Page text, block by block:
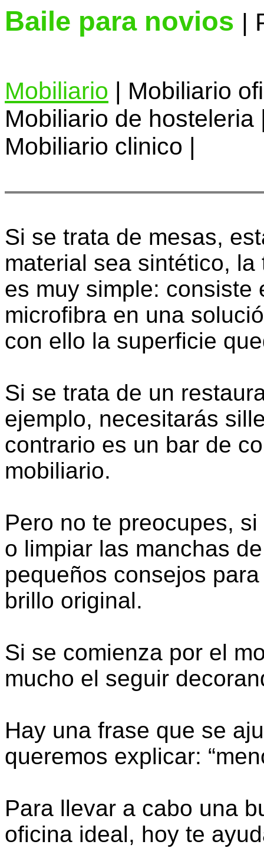
Baile para novios |
Mobiliario | Mobiliario
Mobiliario de
Mobiliario clinico |
Si se trata de mesas,
material sea sintético,
es muy simple: consiste
microfibra en una
con ello la superficie
Si se trata de un
ejemplo, necesitarás
contrario es un bar de
mobiliario.
Pero no te preocupes,
o limpiar las manchas
pequeños consejos
brillo original.
Si se comienza por el
mucho el seguir
Hay una frase que se
queremos explicar:
Para llevar a cabo una
oficina ideal, hoy te